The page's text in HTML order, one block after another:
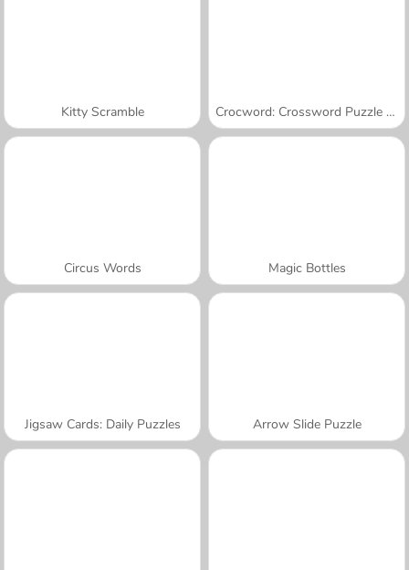
Kitty Scramble Crocword: Crossword Puzzle Game
Circus Words Magic Bottles
Jigsaw Cards: Daily Puzzles Arrow Slide Puzzle